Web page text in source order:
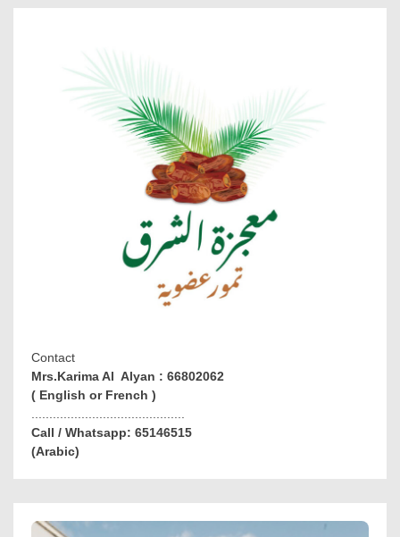
Contact
Mrs.Karima Al Alyan : 66802062
( English or French )
...........................................
Call / Whatsapp: 65146515
(Arabic)